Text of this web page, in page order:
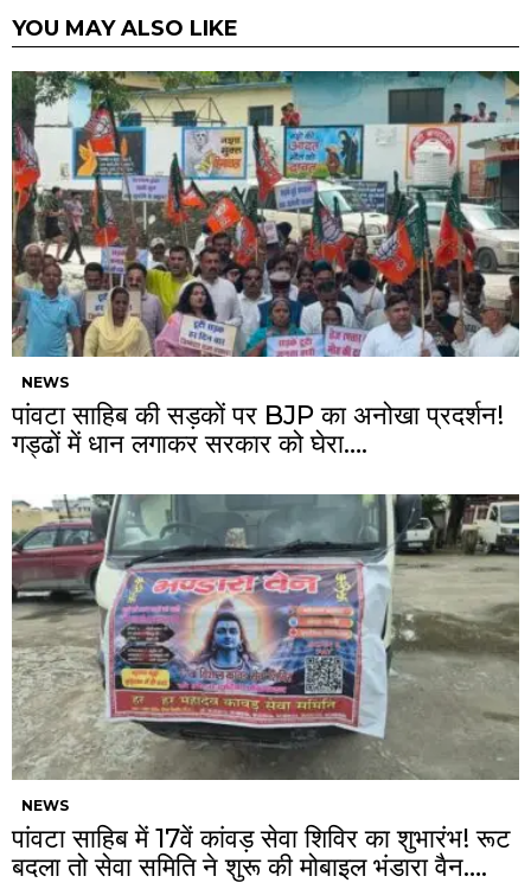
YOU MAY ALSO LIKE
NEWS
पांवटा साहिब की सड़कों पर BJP का अनोखा प्रदर्शन!
गड्ढों में धान लगाकर सरकार को घेरा….
NEWS
पांवटा साहिब में 17वें कांवड़ सेवा शिविर का शुभारंभ! रूट
बदला तो सेवा समिति ने शुरू की मोबाइल भंडारा वैन….